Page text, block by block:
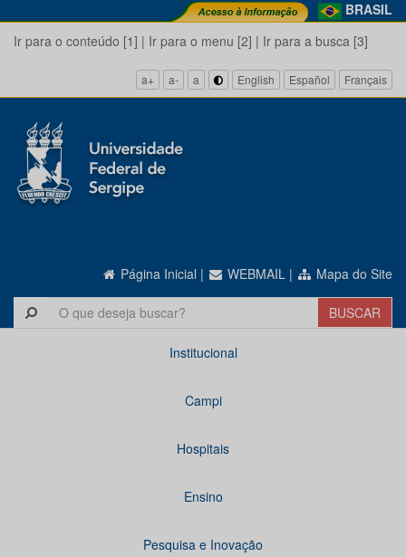
BRASIL
Ir para o conteúdo [1] | Ir para o menu [2] | Ir para a busca [3]
a+ a- a English Español Français
Página Inicial | WEBMAIL | Mapa do Site
Institucional
Campi
Hospitais
Ensino
Pesquisa e Inovação